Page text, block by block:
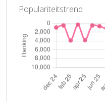
Populariteitstrend